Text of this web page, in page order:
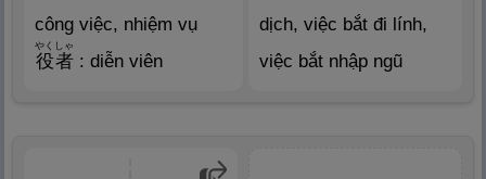
Nghĩa: Chiến đấu, phục dịch,
công việc, nhiệm vụ
役者
やくしゃ
: diễn viên
dịch, việc bắt đi lính,
việc bắt nhập ngũ